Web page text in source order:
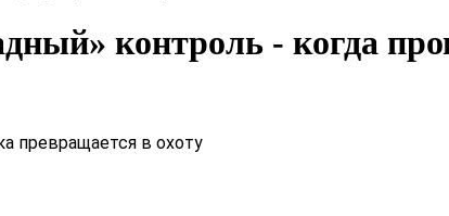
контроль - когда